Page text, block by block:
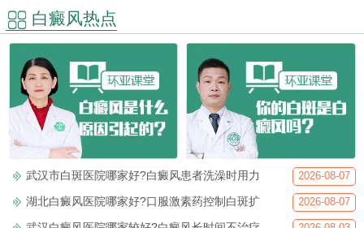
白癜风热点
武汉市白斑医院哪家好?白癜风患者洗澡时用力 2026-08-07
湖北白癜风医院哪家好?口服激素药控制白斑扩 2026-08-07